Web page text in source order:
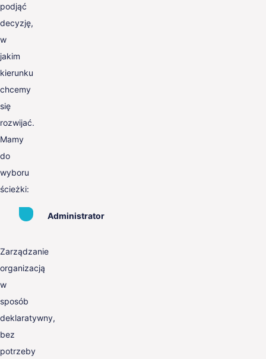
podjąć
decyzję,
w
jakim
kierunku
chcemy
się
rozwijać.
Mamy
do
wyboru
ścieżki:
Administrator
Zarządzanie
organizacją
w
sposób
deklaratywny,
bez
potrzeby